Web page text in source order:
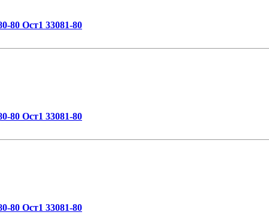
80 Ост1 33081-80
80 Ост1 33081-80
80 Ост1 33081-80